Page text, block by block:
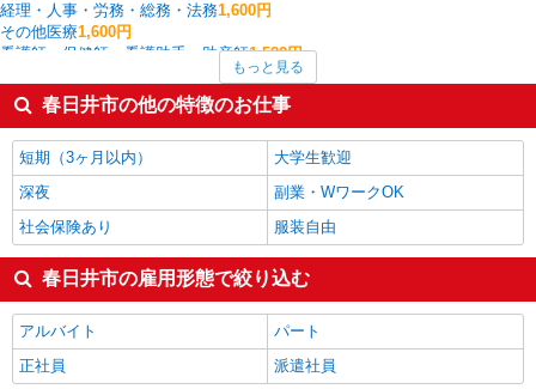
経理・人事・労務・総務・法務1,600円
その他医療1,600円
看護師・保健師・看護助手・助産師1,582円
大型ドライバー1,540円
フォークリフト1,512円
家電・携帯販売1,506円
春日井市の他の職種の平均時給を見る
もっと見る
春日井市の他の特徴のお仕事
短期（3ヶ月以内）
大学生歓迎
深夜
副業・WワークOK
社会保険あり
服装自由
春日井市の雇用形態で絞り込む
アルバイト
パート
正社員
派遣社員